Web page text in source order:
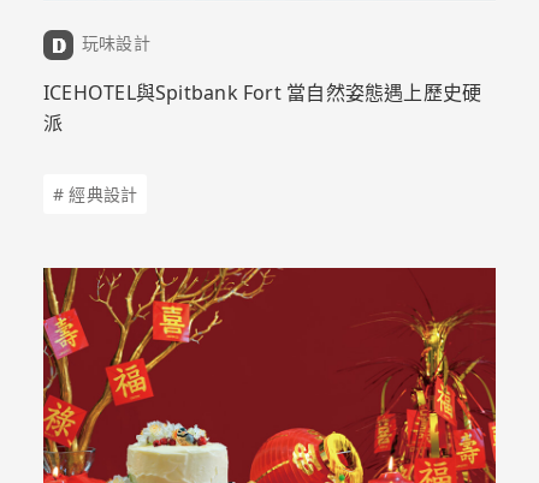
玩味設計
ICEHOTEL與Spitbank Fort 當自然姿態遇上歷史硬
派
# 經典設計